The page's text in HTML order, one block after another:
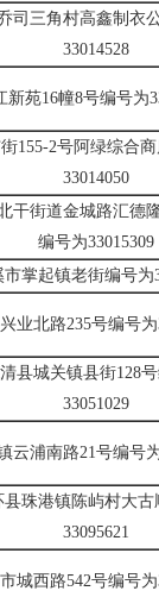
司三角村高鑫制衣
33014528
新苑16幢8号编号为
155-2号阿绿综合
33014050
干街道金城路汇德
编号为33015309
市掌起镇老街编号为
业北路235号编号为
县城关镇县街128
33051029
云浦南路21号编号
县珠港镇陈屿村大古
33095621
城西路542号编号为